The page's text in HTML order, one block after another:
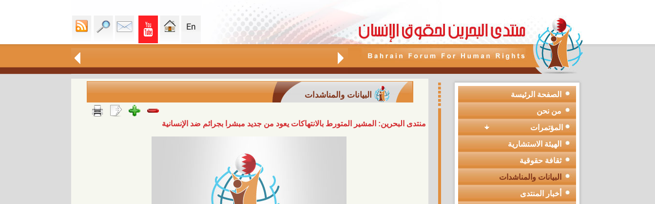
البيانات والمناشدات
منتدى البحرين: المشير المتورط بالانتهاكات يعود من جديد مبشرا بجرائم ضد الإنسانية
الصفحة الرئيسة
من نحن
المؤتمرات
الهيئة الاستشارية
ثقافة حقوقية
البيانات والمناشدات
أخبار المنتدى